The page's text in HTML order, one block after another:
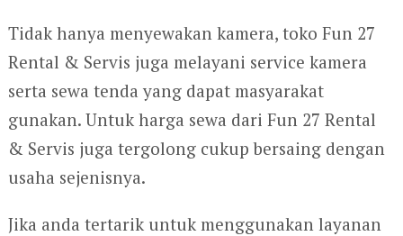
Tidak hanya menyewakan kamera, toko Fun 27
Rental & Servis juga melayani service kamera
serta sewa tenda yang dapat masyarakat
gunakan. Untuk harga sewa dari Fun 27 Rental
& Servis juga tergolong cukup bersaing dengan
usaha sejenisnya.
Jika anda tertarik untuk menggunakan layanan